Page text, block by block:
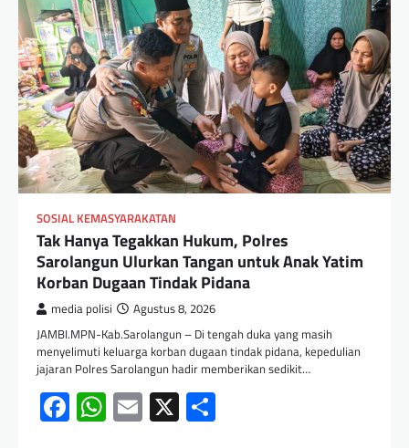
SOSIAL KEMASYARAKATAN
Tak Hanya Tegakkan Hukum, Polres
Sarolangun Ulurkan Tangan untuk Anak Yatim
Korban Dugaan Tindak Pidana
media polisi Agustus 8, 2026
JAMBI.MPN-Kab.Sarolangun – Di tengah duka yang masih
menyelimuti keluarga korban dugaan tindak pidana, kepedulian
jajaran Polres Sarolangun hadir memberikan sedikit…
Facebook
WhatsApp
Email
X